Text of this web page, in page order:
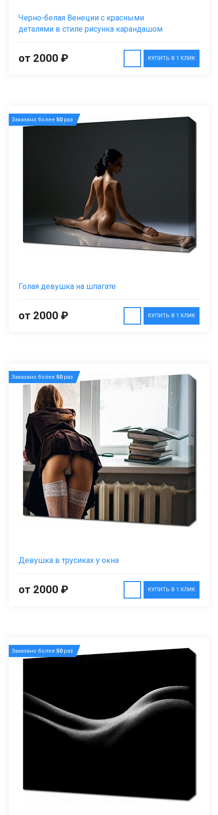
Черно-белая Венеции с красными
деталями в стиле рисунка карандашом
КУПИТЬ В 1 КЛИК
от 2000 ₽
Заказано более 50раз
Голая девушка на шпагате
КУПИТЬ В 1 КЛИК
от 2000 ₽
Заказано более 50раз
Девушка в трусиках у окна
КУПИТЬ В 1 КЛИК
от 2000 ₽
Заказано более 50раз